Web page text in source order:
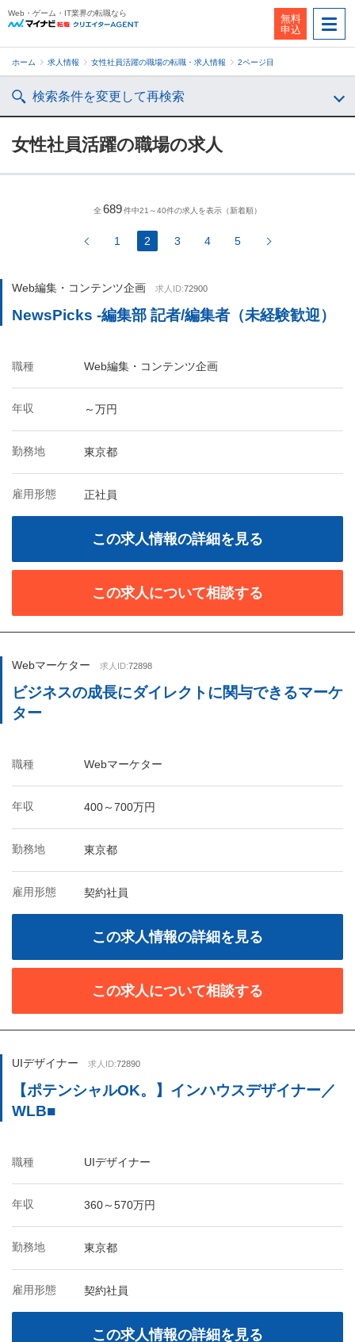
Web・ゲーム・IT業界の転職なら
無料
申込
ホーム 求人情報 女性社員活躍の職場の転職・求人情報 2ページ目
検索条件を変更して再検索
女性社員活躍の職場の求人
全689件中21～40件の求人を表示（新着順）
1 2 3 4 5
Web編集・コンテンツ企画 求人ID:72900
NewsPicks -編集部 記者/編集者（未経験歓迎）
職種 Web編集・コンテンツ企画
年収 ～万円
勤務地 東京都
雇用形態 正社員
この求人情報の詳細を見る
この求人について相談する
Webマーケター 求人ID:72898
ビジネスの成長にダイレクトに関与できるマーケ
ター
職種 Webマーケター
年収 400～700万円
勤務地 東京都
雇用形態 契約社員
この求人情報の詳細を見る
この求人について相談する
UIデザイナー 求人ID:72890
【ポテンシャルOK。】インハウスデザイナー／
WLB■
職種 UIデザイナー
年収 360～570万円
勤務地 東京都
雇用形態 契約社員
この求人情報の詳細を見る